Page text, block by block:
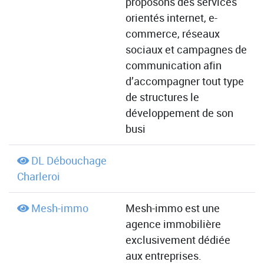
orientés internet, e-
commerce, réseaux
sociaux et campagnes de
communication afin
d’accompagner tout type
de structures le
développement de son
busi
DL Débouchage
Charleroi
Mesh-immo
Mesh-immo est une
agence immobilière
exclusivement dédiée
aux entreprises.